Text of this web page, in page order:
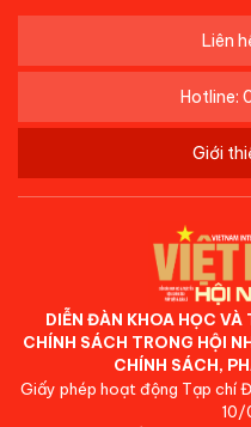
Liên
Hotline:
Giới
DIỄN ĐÀN KHOA HỌC
CHÍNH SÁCH TRONG HỘI
CHÍNH SÁCH,
Giấy phép hoạt động Tạp chí
10/